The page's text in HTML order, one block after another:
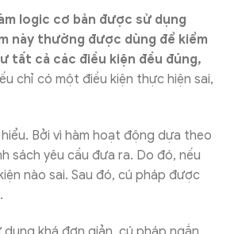
logic cơ bản được sử dụng
này thường được dùng để kiểm
tất cả các điều kiện đều đúng,
chỉ có một điều kiện thực hiện sai,
Bởi vì hàm hoạt động dựa theo
sách yêu cầu đưa ra. Do đó, nếu
nào sai. Sau đó, cú pháp được